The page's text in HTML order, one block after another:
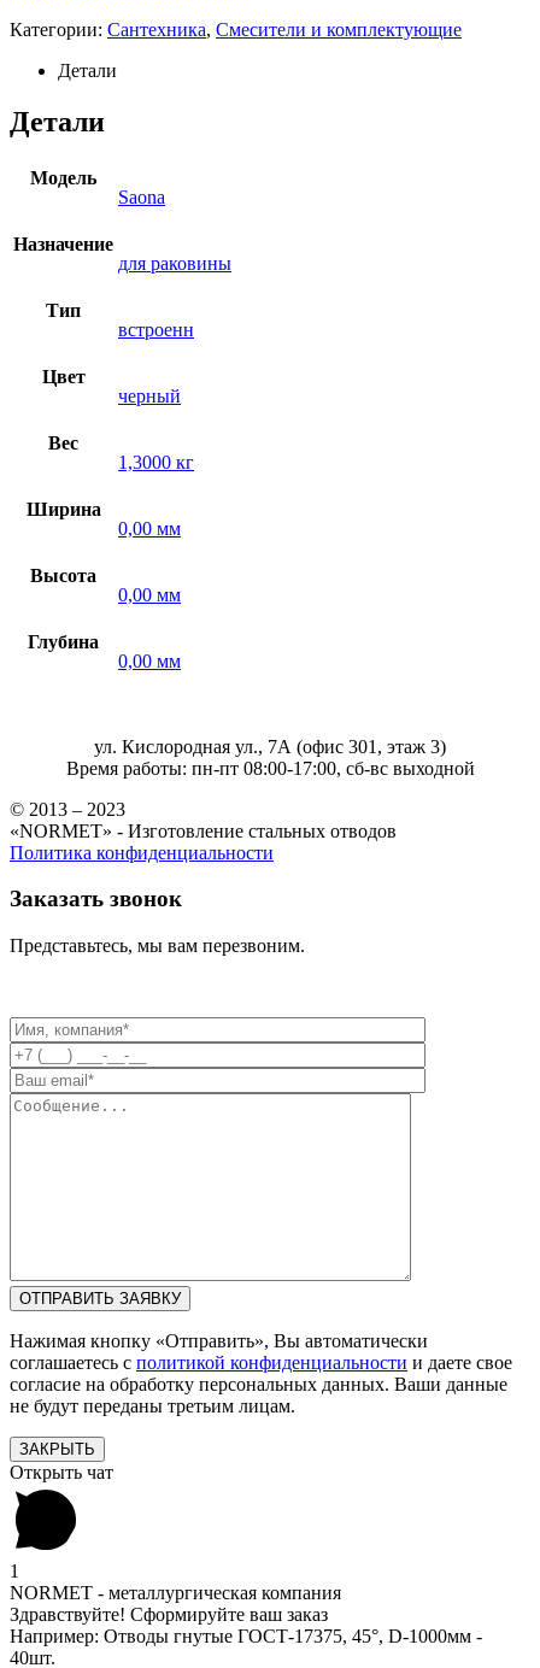
Категории: Сантехника, Смесители и комплектующие
Детали
Детали
Модель
Saona
Назначение
для раковины
Тип
встроенн
Цвет
черный
Вес
1,3000 кг
Ширина
0,00 мм
Высота
0,00 мм
Глубина
0,00 мм
ул. Кислородная ул., 7А (офис 301, этаж 3)
Время работы: пн-пт 08:00-17:00, сб-вс выходной
© 2013 – 2023
«NORMET» - Изготовление стальных отводов
Политика конфиденциальности
Заказать звонок
Представьтесь, мы вам перезвоним.
Нажимая кнопку «Отправить», Вы автоматически
соглашаетесь с политикой конфиденциальности и даете свое
согласие на обработку персональных данных. Ваши данные
не будут переданы третьим лицам.
ЗАКРЫТЬ
Открыть чат
1
NORMET - металлургическая компания
Здравствуйте! Сформируйте ваш заказ
Например: Отводы гнутые ГОСТ-17375, 45°, D-1000мм -
40шт.